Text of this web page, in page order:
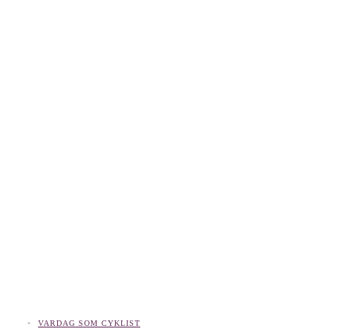
VARDAG SOM CYKLIST